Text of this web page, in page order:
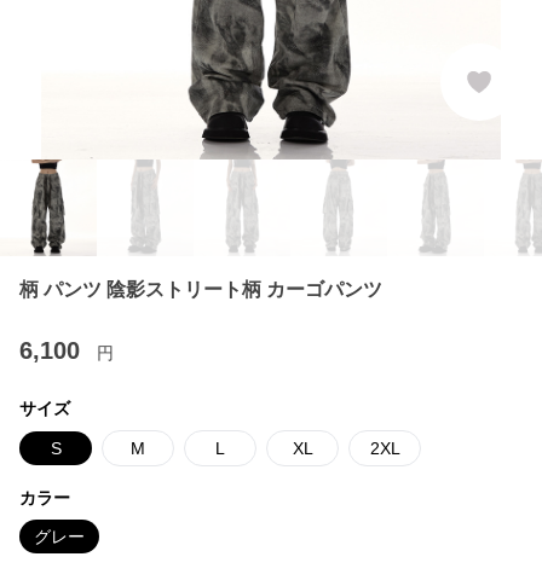
柄 パンツ 陰影ストリート柄 カーゴパンツ
6,100 円
サイズ
S M L XL 2XL
カラー
グレー